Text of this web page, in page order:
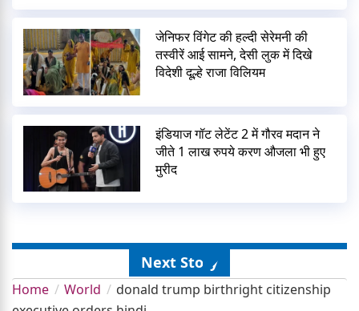
जेनिफर विंगेट की हल्दी सेरेमनी की
तस्वीरें आई सामने, देसी लुक में दिखे
विदेशी दूल्हे राजा विलियम
इंडियाज गॉट लेटेंट 2 में गौरव मदान ने
जीते 1 लाख रुपये करण औजला भी हुए
मुरीद
Next Story
Home World
donald trump birthright citizenship